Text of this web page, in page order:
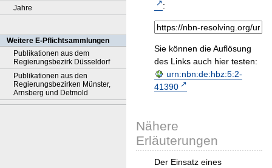
Jahre
Weitere E-Pflichtsammlungen
Publikationen aus dem
Regierungsbezirk Düsseldorf
Publikationen aus den
Regierungsbezirken Münster,
Arnsberg und Detmold
:
Sie können die Auflösung
des Links auch hier testen:
urn:nbn:de:hbz:5:2-
41390
Nähere
Erläuterungen
Der Einsatz eines